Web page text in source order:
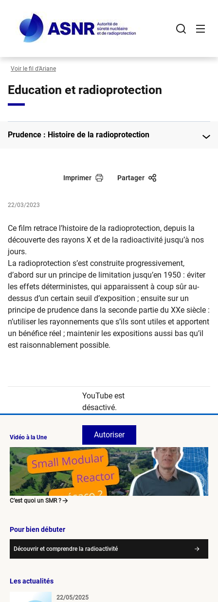
contenu
principal
Voir le fil d’Ariane
Education et radioprotection
Prudence : Histoire de la radioprotection
Imprimer Partager
22/03/2023
​​​​Ce film retrace l’histoire de la radioprotection, depuis la
découverte des rayons X et de la radioactivité jusqu’à nos
jours.
La radioprotection s’est construite progressivement,
d’abord sur un principe de limitation jusqu’en 1950 : éviter
les effets déterministes, qui apparaissent à coup sûr au-
dessus d’un certain seuil d’exposition ; ensuite sur un
principe de prudence dans la seconde partie du XXe siècle :
n’utiliser les rayonnements que s’ils sont utiles et apportent
un bénéfice réel ; maintenir les expositions aussi bas qu’il
est raisonnablement possible.
YouTube est
désactivé.
Autoriser
Vidéo à la Une
C’est quoi un SMR ?
Pour bien débuter
Découvrir et comprendre la radioactivité
Les actualités
22/05/2025